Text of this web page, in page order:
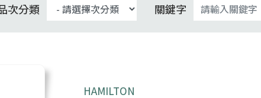
次分類 關鍵字
HAMILTON